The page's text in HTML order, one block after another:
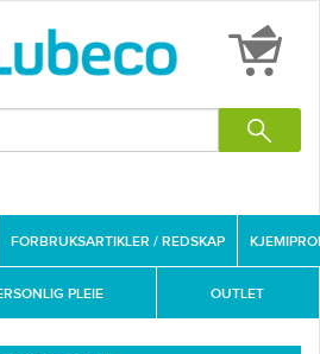
FORBRUKSARTIKLER / REDSKAP
PLEIE OUTLET